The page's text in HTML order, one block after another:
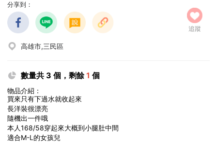
分享到：
追蹤
高雄市,三民區
數量共 3 個，剩餘1 個
物品介紹：
買來只有下過水就收起來
長洋裝很漂亮
隨機出一件哦
本人168/58穿起來大概到小腿肚中間
適合M-L的女孩兒